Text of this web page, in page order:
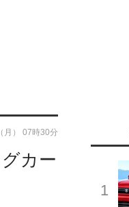
カー
月） 07時30分